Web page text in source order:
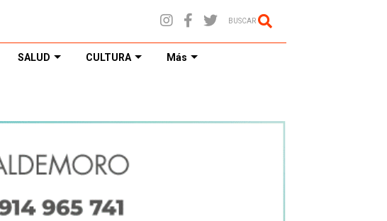
BUSCAR
SALUD CULTURA Más